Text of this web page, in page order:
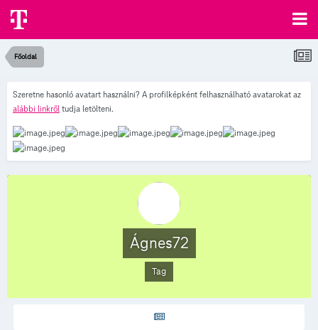
Főoldal
Szeretne hasonló avatart használni? A profilképként felhasználható avatarokat az
alábbi linkről tudja letölteni.
Ágnes72
Tag